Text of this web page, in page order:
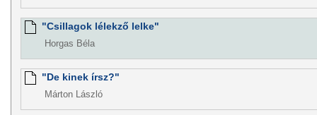
"Csillagok lélekző lelke"
Horgas Béla
"De kinek írsz?"
Márton László